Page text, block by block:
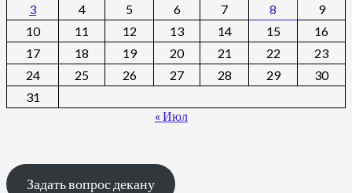
3
4 5 6 7 8
9
10
11 12 13 14 15
16
17
18 19 20 21 22
23
24
25 26 27 28 29
30
31
« Июл
Задать вопрос декану